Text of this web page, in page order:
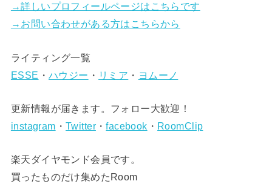
→詳しいプロフィールページはこちらです
→お問い合わせがある方はこちらから
ライティング一覧
ESSE ・ ハウジー ・ リミア ・ ヨムーノ
更新情報が届きます。フォロー大歓迎！
instagram ・Twitter・facebook ・ RoomClip
楽天ダイヤモンド会員です。
買ったものだけ集めたRoom